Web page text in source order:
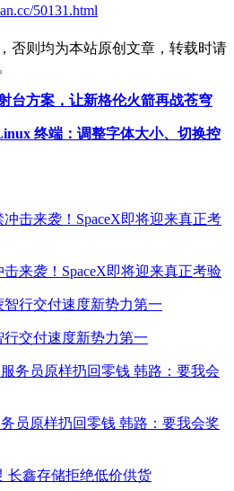
50131.html
否则均为本站原创文章，转载时请
台方案，让新格伦火箭再战苍穹
终端：调整字体大小、切换控
来袭！SpaceX即将迎来真正考验
交付速度新势力第一
员原样扔回零钱 韩路：要我会奖